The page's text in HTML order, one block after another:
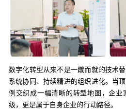
数字化转型从来不是一蹴而就的技术
系统协同、持续精进的组织进化。当
例交织成一幅清晰的转型地图，企业
级，更是属于自身企业的行动路径。